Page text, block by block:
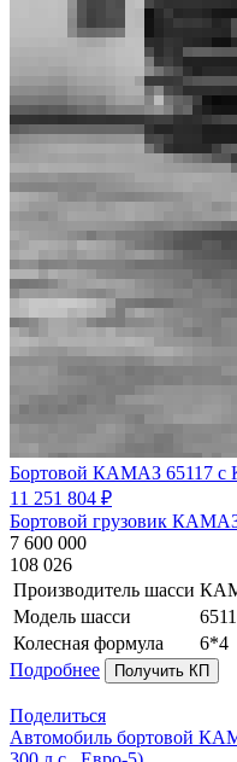
Бортовой КАМАЗ 65117
11 251 804 ₽
Бортовой грузовик
7 600 000
108 026
Производитель шасси
Модель шасси
Колесная формула
6*4
Подробнее
Получить КП
Поделиться
Автомобиль бортовой